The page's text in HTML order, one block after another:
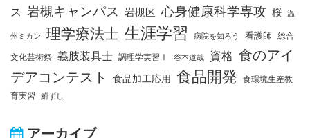
ス 岩槻キャンパス 岩槻区 心身健康科学専攻 桜 温
州ミカン 理学療法士 生涯学習 病院を知ろう 看護師 総合
文化芸術祭 義肢装具士 調理学実習Ⅰ 谷本道哉 資格 食のアイ
デアコンテスト
食品加工応用 食品開発 食環境生産教
育実習
鮒ずし
アーカイブ